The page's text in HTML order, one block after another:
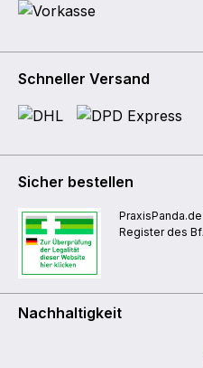
Schneller Versand
Sicher bestellen
Register des
Nachhaltigkeit